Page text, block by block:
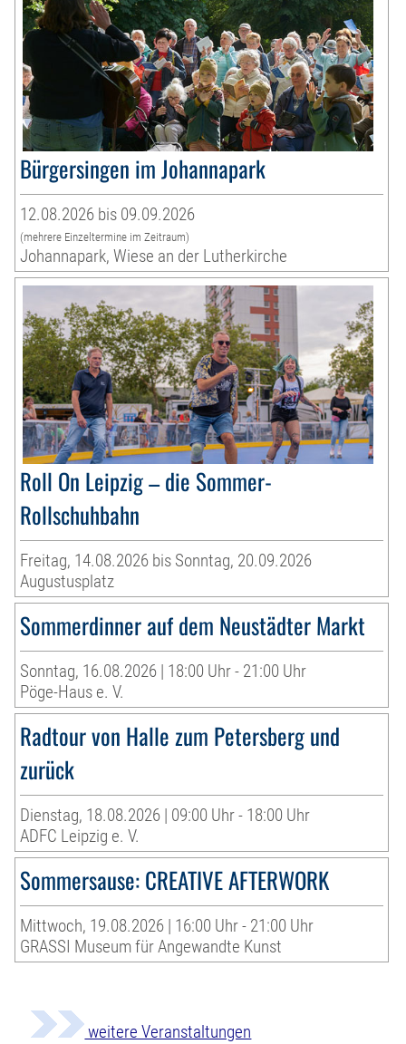
Bürgersingen im Johannapark
12.08.2026 bis 09.09.2026
(mehrere Einzeltermine im Zeitraum)
Johannapark, Wiese an der Lutherkirche
Roll On Leipzig – die Sommer-
Rollschuhbahn
Freitag, 14.08.2026 bis Sonntag, 20.09.2026
Augustusplatz
Sommerdinner auf dem Neustädter Markt
Sonntag, 16.08.2026 | 18:00 Uhr - 21:00 Uhr
Pöge-Haus e. V.
Radtour von Halle zum Petersberg und
zurück
Dienstag, 18.08.2026 | 09:00 Uhr - 18:00 Uhr
ADFC Leipzig e. V.
Sommersause: CREATIVE AFTERWORK
Mittwoch, 19.08.2026 | 16:00 Uhr - 21:00 Uhr
GRASSI Museum für Angewandte Kunst
weitere Veranstaltungen